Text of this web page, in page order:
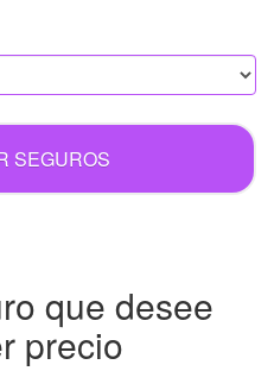
SEGUROS
que desee
precio